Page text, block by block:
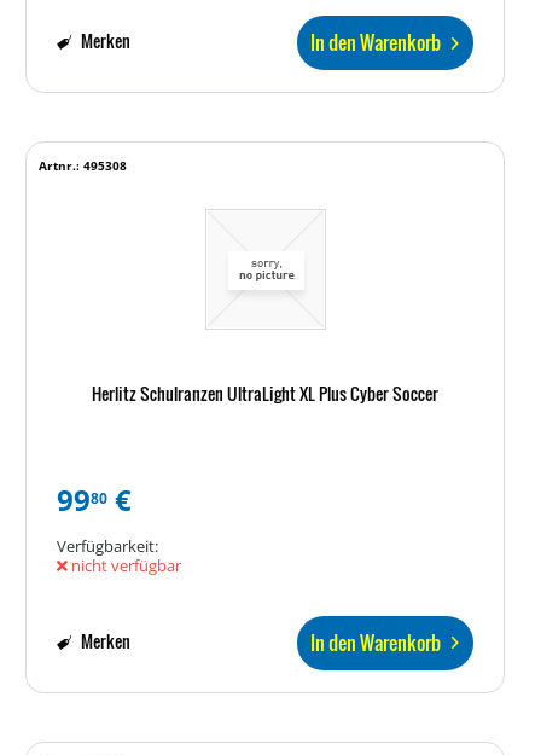
In den Warenkorb
Merken
Herlitz Schulranzen UltraLight XL Plus Cyber Soccer
Artnr.: 495308
9980 €
Verfügbarkeit:
nicht verfügbar
In den Warenkorb
Merken